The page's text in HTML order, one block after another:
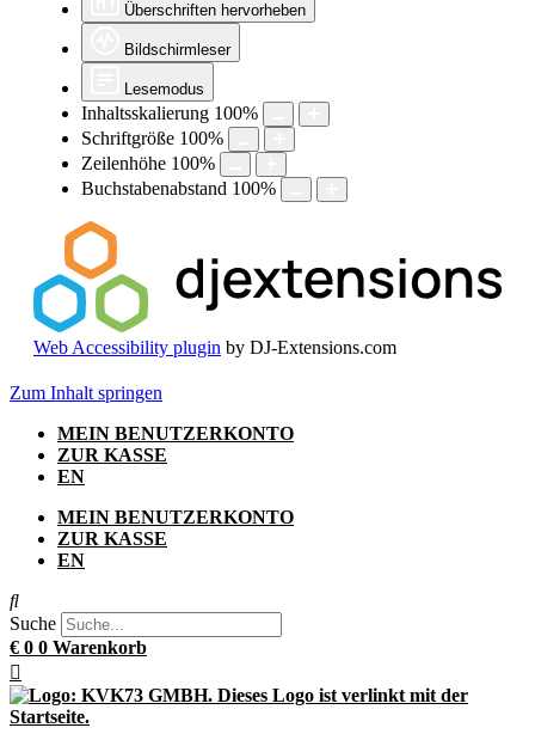
Überschriften hervorheben
Bildschirmleser
Lesemodus
Inhaltsskalierung 100%
Schriftgröße 100%
Zeilenhöhe 100%
Buchstabenabstand 100%
Web Accessibility plugin by DJ-Extensions.com
Zum Inhalt springen
MEIN BENUTZERKONTO
ZUR KASSE
EN
MEIN BENUTZERKONTO
ZUR KASSE
EN
Suche
€ 0 0 Warenkorb